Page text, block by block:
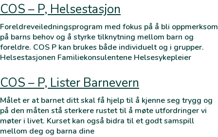
COS – P, Helsestasjon
Foreldreveiledningsprogram med fokus på å bli oppmerksom
på barns behov og å styrke tilknytning mellom barn og
foreldre. COS P kan brukes både individuelt og i grupper.
Helsestasjonen Familiekonsulentene Helsesykepleier
COS – P, Lister Barnevern
Målet er at barnet ditt skal få hjelp til å kjenne seg trygg og
på den måten stå sterkere rustet til å møte utfordringer vi
møter i livet. Kurset kan også bidra til et godt samspill
mellom deg og barna dine